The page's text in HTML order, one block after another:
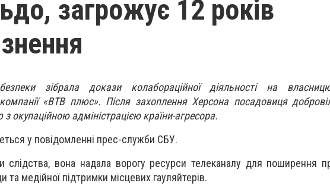
загрожує 12 років
зібрала докази колабораційної діяльності на
«ВТВ плюс». Після захоплення Херсона посадовиця
з окупаційною адміністрацією країни-агресора.
у повідомленні прес-служби СБУ.
слідства, вона надала ворогу ресурси телеканалу для поширення
та медійної підтримки місцевих гауляйтерів.